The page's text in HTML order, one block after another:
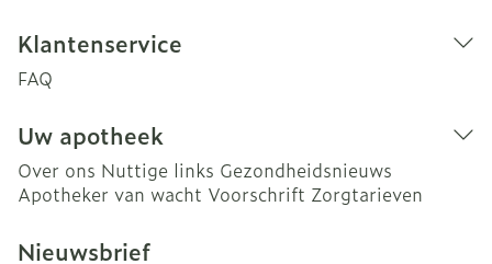
Klantenservice
FAQ
Uw apotheek
Over ons Nuttige links Gezondheidsnieuws
Apotheker van wacht Voorschrift Zorgtarieven
Nieuwsbrief